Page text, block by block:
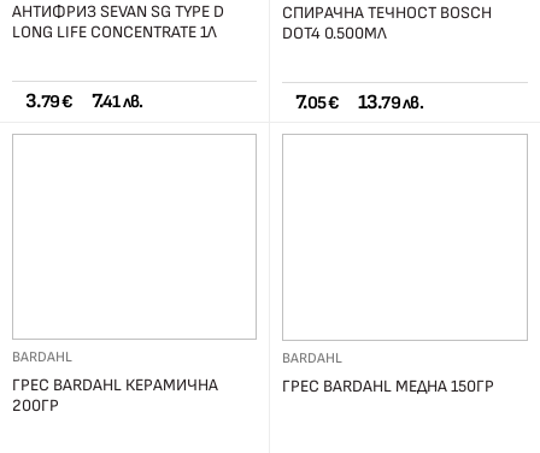
АНТИФРИЗ SEVAN SG TYPE D
LONG LIFE CONCENTRATE 1Л
3.79 € 7.41 лв.
СПИРАЧНА ТЕЧНОСТ BOSCH
DOT4 0.500МЛ
7.05 € 13.79 лв.
BARDAHL
ГРЕС BARDAHL КЕРАМИЧНА
200ГР
BARDAHL
ГРЕС BARDAHL МЕДНА 150ГР